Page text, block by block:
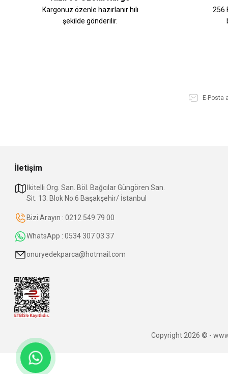
Kargonuz özenle hazırlanır hılı
şekilde gönderilir.
256
İletişim
İkitelli Org. San. Böl. Bağcılar Güngören San.
Sit. 13. Blok No:6 Başakşehir/ İstanbul
Bizi Arayın : 0212 549 79 00
WhatsApp : 0534 307 03 37
onuryedekparca@hotmail.com
Copyright 2026 © -